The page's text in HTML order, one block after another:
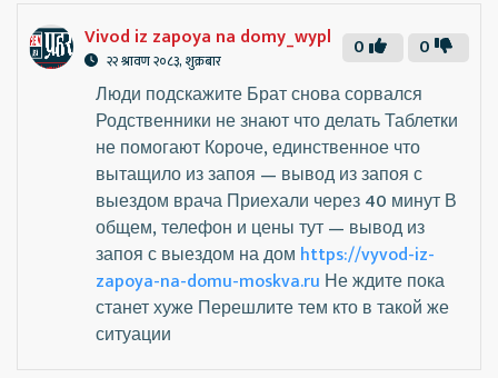
Vivod iz zapoya na domy_wypl
२२ श्रावण २०८३, शुक्रबार 0
0
Люди подскажите Брат снова сорвался
Родственники не знают что делать Таблетки
не помогают Короче, единственное что
вытащило из запоя — вывод из запоя с
выездом врача Приехали через 40 минут В
общем, телефон и цены тут — вывод из
запоя с выездом на дом https://vyvod-iz-
zapoya-na-domu-moskva.ru Не ждите пока
станет хуже Перешлите тем кто в такой же
ситуации